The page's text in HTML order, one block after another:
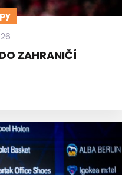
ZAHRANIČÍ